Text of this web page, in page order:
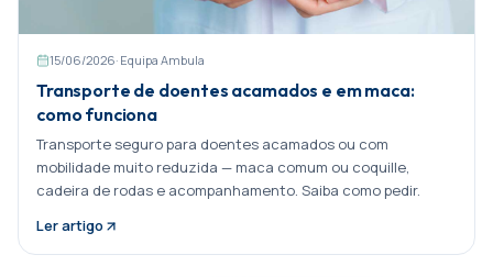
15/06/2026· Equipa Ambula
Transporte de doentes acamados e em maca:
como funciona
Transporte seguro para doentes acamados ou com
mobilidade muito reduzida — maca comum ou coquille,
cadeira de rodas e acompanhamento. Saiba como pedir.
Ler artigo